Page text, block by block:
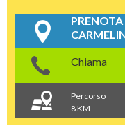
Chiama
Percorso
8 KM